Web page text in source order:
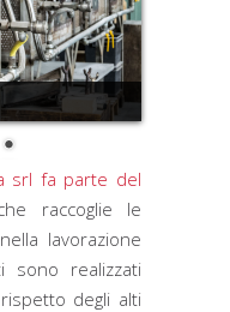
srl fa parte del
raccoglie le
nella lavorazione
sono realizzati
degli alti